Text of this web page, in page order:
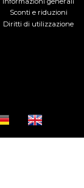
Sconti e riduzioni
Diritti di utilizzazione